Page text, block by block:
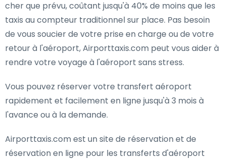
cher que prévu, coûtant jusqu'à 40% de moins que les
taxis au compteur traditionnel sur place. Pas besoin
de vous soucier de votre prise en charge ou de votre
retour à l'aéroport, Airporttaxis.com peut vous aider à
rendre votre voyage à l'aéroport sans stress.
Vous pouvez réserver votre transfert aéroport
rapidement et facilement en ligne jusqu'à 3 mois à
l'avance ou à la demande.
Airporttaxis.com est un site de réservation et de
réservation en ligne pour les transferts d'aéroport